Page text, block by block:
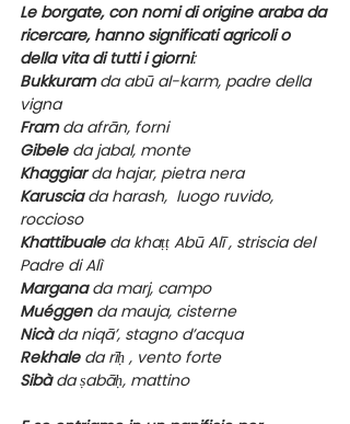
Le borgate, con nomi di origine araba da
ricercare, hanno significati agricoli o
della vita di tutti i giorni:
Bukkuram da abū al-karm, padre della
vigna
Fram da afrān, forni
Gibele da jabal, monte
Khaggiar da hajar, pietra nera
Karuscia da harash,  luogo ruvido,
roccioso
Khattibuale da khaṭṭ Abū Alī , striscia del
Padre di Alì
Margana da marj, campo
Muéggen da mauja, cisterne
Nicà da niqā’, stagno d’acqua
Rekhale da rīḥ , vento forte
Sibà da ṣabāḥ, mattino